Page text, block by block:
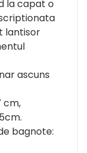
la capat o
lantisor
ascuns
cm,
bagnote: